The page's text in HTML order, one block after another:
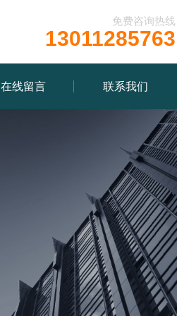
免费咨询热线
13011285763
在线留言 联系我们